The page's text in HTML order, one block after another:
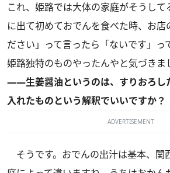
これ、姫路では大体の家庭がそうして
に出て初めておでんを食べた時、お店
ださい」って言ったら「ないです」っ
姫路独特のものやったんやと気づきま
――生姜醤油というのは、すりおろし
入れたものという解釈でいいですか？
ADVERTISEMENT
そうです。おでんの出汁は基本、関